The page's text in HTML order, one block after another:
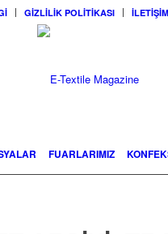
GİZLİLİK POLİTİKASI İLETİŞİM
FUARLARIMIZ